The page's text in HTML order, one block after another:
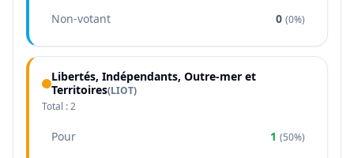
Non-votant 0 (0%)
Libertés, Indépendants, Outre-mer et
Territoires(LIOT)
Total :2
Pour 1 (50%)